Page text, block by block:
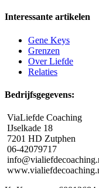
Interessante artikelen
Gene Keys
Grenzen
Over Liefde
Relaties
Bedrijfsgegevens:
ViaLiefde Coaching
IJselkade 18
7201 HD Zutphen
06-42079717